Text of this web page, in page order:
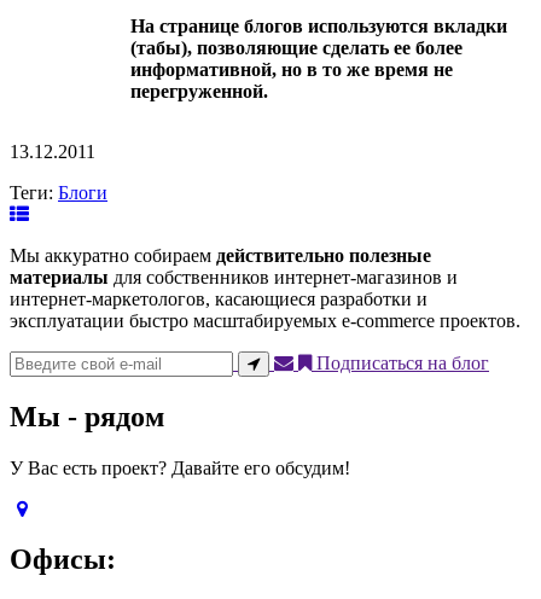
На странице блогов используются вкладки
(табы), позволяющие сделать ее более
информативной, но в то же время не
перегруженной.
13.12.2011
Теги: Блоги
Мы аккуратно собираем действительно полезные
материалы для собственников интернет-магазинов и
интернет-маркетологов, касающиеся разработки и
эксплуатации быстро масштабируемых e-commerce проектов.
Подписаться на блог
Мы - рядом
У Вас есть проект? Давайте его обсудим!
Офисы: